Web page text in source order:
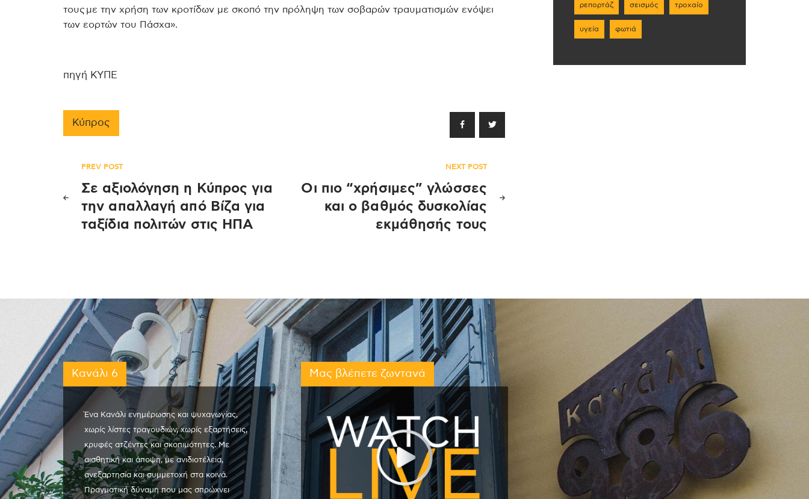
τους με την χρήση των κροτίδων με σκοπό την πρόληψη των σοβαρών τραυματισμών ενόψει
των εορτών του Πάσχα».
πηγή ΚΥΠΕ
Κύπρος
Πλοήγηση
άρθρων
PREV POST
Σε αξιολόγηση η Κύπρος για
την απαλλαγή από Βίζα για
ταξίδια πολιτών στις ΗΠΑ
NEXT POST
Οι πιο “χρήσιμες” γλώσσες
και ο βαθμός δυσκολίας
εκμάθησής τους
ρεπορτάζ σεισμός τροχαίο
υγεία φωτιά
Κανάλι 6
Ένα Κανάλι ενημέρωσης και ψυχαγωγίας,
χωρίς λίστες τραγουδιών, χωρίς εξαρτήσεις,
κρυφές ατζέντες και σκοπιμότητες. Με
αισθητική και άποψη, με ανιδιοτέλεια,
ανεξαρτησία και συμμετοχή στα κοινά.
Πραγματική δύναμη που μας σπρώχνει
Μας βλέπετε ζωντανά